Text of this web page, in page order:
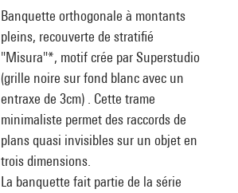
Banquette orthogonale à montants
pleins, recouverte de stratifié
"Misura"*, motif crée par Superstudio
(grille noire sur fond blanc avec un
entraxe de 3cm) . Cette trame
minimaliste permet des raccords de
plans quasi invisibles sur un objet en
trois dimensions.
La banquette fait partie de la série